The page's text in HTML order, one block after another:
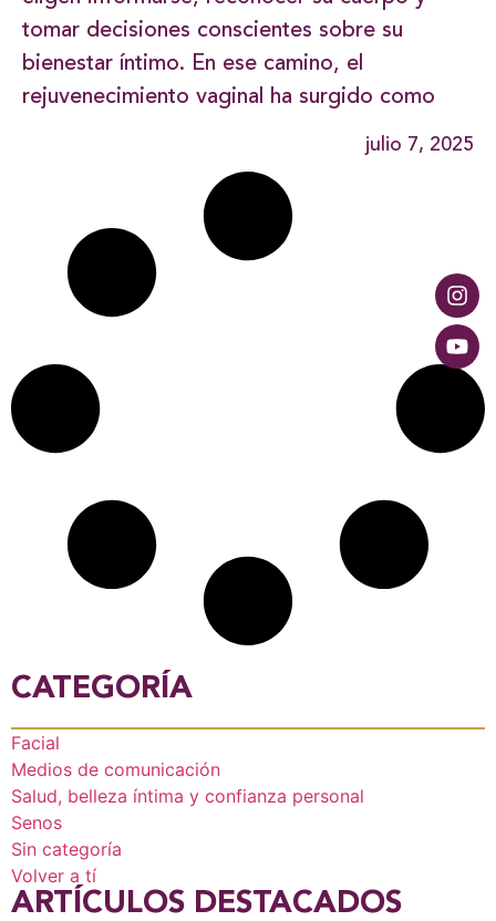
tomar decisiones conscientes sobre su
bienestar íntimo. En ese camino, el
rejuvenecimiento vaginal ha surgido como
julio 7, 2025
CATEGORÍA
Facial
Medios de comunicación
Salud, belleza íntima y confianza personal
Senos
Sin categoría
Volver a tí
ARTÍCULOS DESTACADOS